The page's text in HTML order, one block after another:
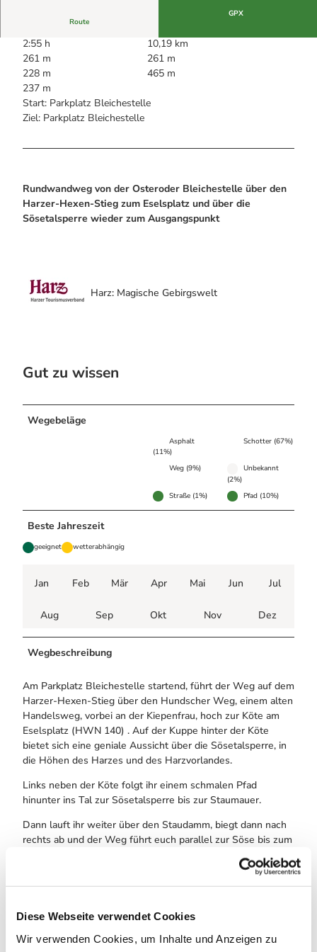
Diese Webseite verwendet Cookies
Wir verwenden Cookies, um Inhalte und Anzeigen zu
Noch lange nicht Schicht im Schacht
Die Eisflüsterer: Harzer Falken
Wanderführer Jörg Kühnhold
Webcams
Kulinarik
Einkaufen
Webcams
Route
GPX
2:55 h
10,19 km
261 m
261 m
228 m
465 m
237 m
Start: Parkplatz Bleichestelle
Ziel: Parkplatz Bleichestelle
Rundwandweg von der Osteroder Bleichestelle über den
Harzer-Hexen-Stieg zum Eselsplatz und über die
Sösetalsperre wieder zum Ausgangspunkt
Harz: Magische Gebirgswelt
Gut zu wissen
Wegebeläge
Asphalt
(11%)
Schotter (67%)
Weg (9%)
Unbekannt
(2%)
Straße (1%)
Pfad (10%)
Beste Jahreszeit
geeignet wetterabhängig
Jan Feb Mär Apr Mai Jun Jul
Aug Sep Okt Nov Dez
Wegbeschreibung
Am Parkplatz Bleichestelle startend, führt der Weg auf dem
Harzer-Hexen-Stieg über den Hundscher Weg, einem alten
Handelsweg, vorbei an der Kiepenfrau, hoch zur Köte am
Eselsplatz (HWN 140) . Auf der Kuppe hinter der Köte
bietet sich eine geniale Aussicht über die Sösetalsperre, in
die Höhen des Harzes und des Harzvorlandes.
Links neben der Köte folgt ihr einem schmalen Pfad
hinunter ins Tal zur Sösetalsperre bis zur Staumauer.
Dann lauft ihr weiter über den Staudamm, biegt dann nach
rechts ab und der Weg führt euch parallel zur Söse bis zum
Von dort über den Schneiderteichweg geht es vorbei an der
im Biergarten des Campingplatzes Eulenburg einlegen.
Bevor im weitere Verlauf die Asphaltstraße beginnt, führt
rechts ein Weg zum Wohngebiet Schützenpark.